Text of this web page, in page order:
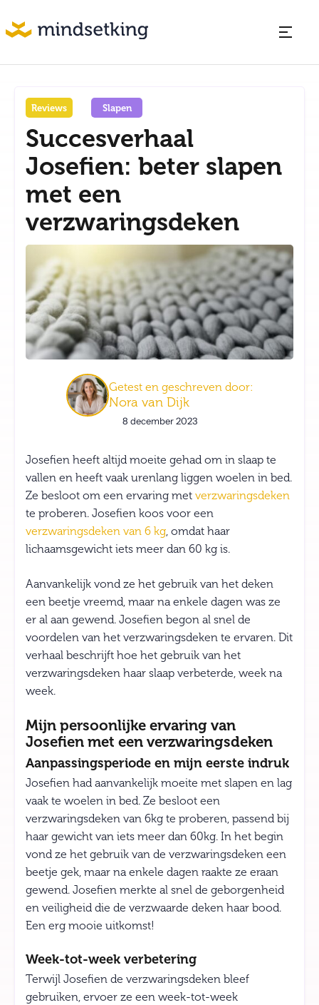
Reviews Slapen
Succesverhaal
Josefien: beter slapen
met een
verzwaringsdeken
Getest en geschreven door:
Nora van Dijk
8 december 2023
Josefien heeft altijd moeite gehad om in slaap te
vallen en heeft vaak urenlang liggen woelen in bed.
Ze besloot om een ervaring met verzwaringsdeken
te proberen. Josefien koos voor een
verzwaringsdeken van 6 kg, omdat haar
lichaamsgewicht iets meer dan 60 kg is.
Aanvankelijk vond ze het gebruik van het deken
een beetje vreemd, maar na enkele dagen was ze
er al aan gewend. Josefien begon al snel de
voordelen van het verzwaringsdeken te ervaren. Dit
verhaal beschrijft hoe het gebruik van het
verzwaringsdeken haar slaap verbeterde, week na
week.
Mijn persoonlijke ervaring van
Josefien met een verzwaringsdeken
Aanpassingsperiode en mijn eerste indruk
Josefien had aanvankelijk moeite met slapen en lag
vaak te woelen in bed. Ze besloot een
verzwaringsdeken van 6kg te proberen, passend bij
haar gewicht van iets meer dan 60kg. In het begin
vond ze het gebruik van de verzwaringsdeken een
beetje gek, maar na enkele dagen raakte ze eraan
gewend. Josefien merkte al snel de geborgenheid
en veiligheid die de verzwaarde deken haar bood.
Een erg mooie uitkomst!
Week-tot-week verbetering
Terwijl Josefien de verzwaringsdeken bleef
gebruiken, ervoer ze een week-tot-week